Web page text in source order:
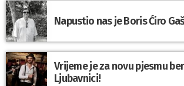
Napustio nas je Boris Ćiro
Vrijeme je za novu pjesmu
Ljubavnici!